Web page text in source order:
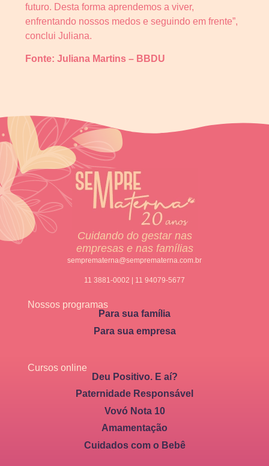
futuro. Desta forma aprendemos a viver,
enfrentando nossos medos e seguindo em frente”,
conclui Juliana.
Fonte: Juliana Martins – BBDU
Cuidando do gestar nas
empresas e nas famílias
semprematerna@semprematerna.com.br
11 3881-0002 | 11 94079-5677
Nossos programas
Para sua família
Para sua empresa
Cursos online
Deu Positivo. E aí?
Paternidade Responsável
Vovó Nota 10
Amamentação
Cuidados com o Bebê